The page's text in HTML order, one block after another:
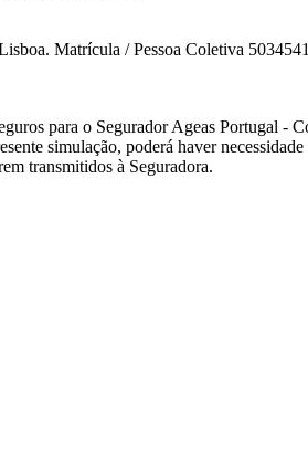
Matrícula / Pessoa Coletiva
para o Segurador Ageas Portugal -
simulação, poderá haver
transmitidos à Seguradora.